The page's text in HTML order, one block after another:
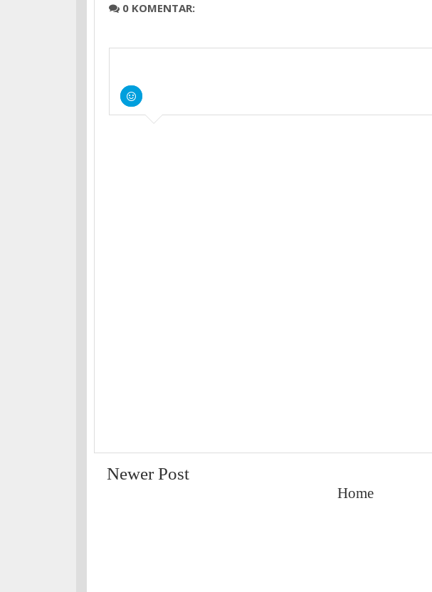
0 KOMENTAR:
Newer Post
Home